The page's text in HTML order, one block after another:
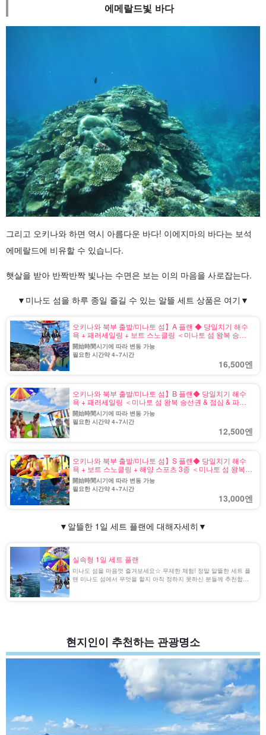
에메랄드빛 바다
그리고 오키나와 하면 역시 아름다운 바다! 이에지마의 바다는 보석
에메랄드에 비유할 수 있습니다.
햇살을 받아 반짝반짝 빛나는 수면은 보는 이의 마음을 사로잡는다.
▼미나도 섬을 하루 종일 즐길 수 있는 알뜰 세트 상품은 여기▼
오키나와 북부 출발/미나토 섬】A 플랜 ◆ 당일치기 해수
욕 + 패러세일링 + 보트 스노클링 ＜미나토 섬 왕복 승선
권 & 점심 & 파라솔 1개 & 사진 무료 제공＞ (No.603)
開始時間시기에 따라 변동 가능
필요한 시간약 4~7시간
16,500엔
오키나와 북부 출발/미나토 섬】B 플랜◆ 당일치기 해수
욕 + 패러세일링 ＜미나토 섬 왕복 승선권 & 점심 & 파라
솔 1개 & 사진 무료 제공＞(No.621)
開始時間시기에 따라 변동 가능
필요한 시간약 4~7시간
12,500엔
오키나와 북부 출발/미나토 섬】S 플랜◆ 당일치기 해수
욕 + 보트 스노클링 + 해양 스포츠 3종 ＜미나토 섬 왕복
승선권 & 점심 & 파라솔 1개 & 사진 무료 제공＞(No.602)
開始時間시기에 따라 변동 가능
필요한 시간약 4~7시간
13,000엔
▼알뜰한 1일 세트 플랜에 대해자세히 ▼
실속형 1일 세트 플랜
미나도 섬을 마음껏 즐겨보세요☆ 무제한 체험! 정말 알뜰한 세트 플
랜 미나도 섬에서 무엇을 할지 아직 정하지 못하신 분들께 추천합니
현지인이 추천하는 관광명소